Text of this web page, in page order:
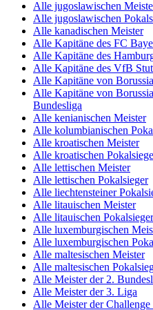
Alle jugoslawischen
Alle jugoslawischen
Alle kanadischen Meister
Alle Kapitäne des FC
Alle Kapitäne des
Alle Kapitäne des VfB
Alle Kapitäne von
Alle Kapitäne von
Bundesliga
Alle kenianischen Meister
Alle kolumbianischen
Alle kroatischen Meister
Alle kroatischen
Alle lettischen Meister
Alle lettischen Pokalsieger
Alle liechtensteiner
Alle litauischen Meister
Alle litauischen Pokalsieger
Alle luxemburgischen
Alle luxemburgischen
Alle maltesischen Meister
Alle maltesischen
Alle Meister der 2.
Alle Meister der 3. Liga
Alle Meister der